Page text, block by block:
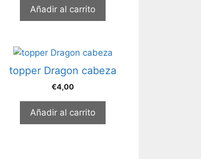
Añadir al carrito
topper Dragon cabeza
€4,00
Añadir al carrito